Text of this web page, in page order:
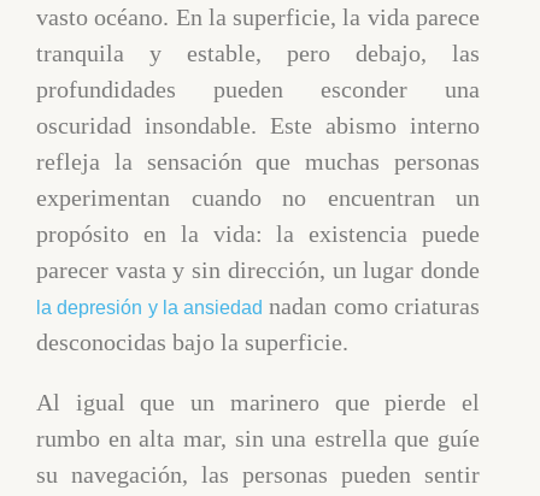
vasto océano. En la superficie, la vida parece
tranquila y estable, pero debajo, las
profundidades pueden esconder una
oscuridad insondable. Este abismo interno
refleja la sensación que muchas personas
experimentan cuando no encuentran un
propósito en la vida: la existencia puede
parecer vasta y sin dirección, un lugar donde
la depresión y la ansiedad nadan como criaturas
desconocidas bajo la superficie.
Al igual que un marinero que pierde el
rumbo en alta mar, sin una estrella que guíe
su navegación, las personas pueden sentir